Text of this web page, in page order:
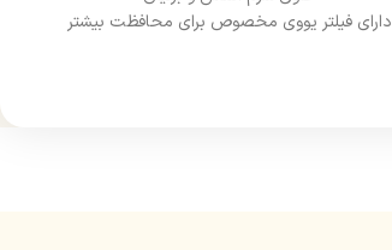
دارای فیلتر یووی مخصوص برای محافظت بیشتر